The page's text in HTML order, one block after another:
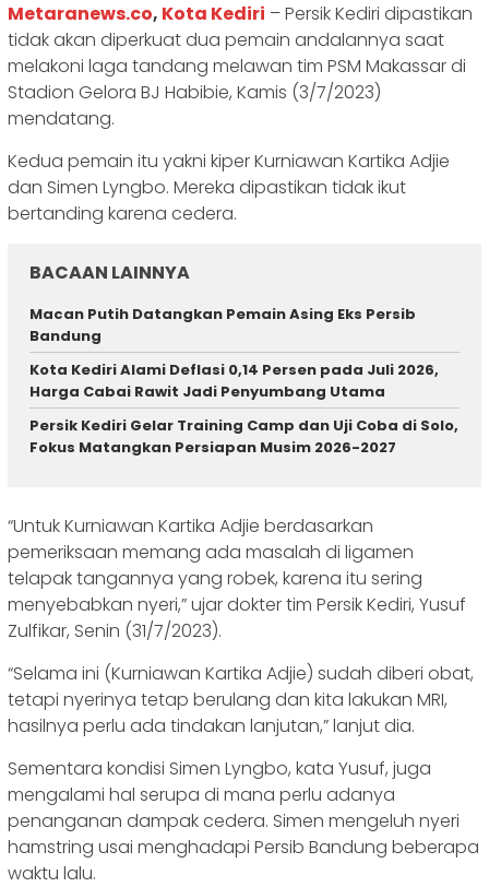
Metaranews.co, Kota Kediri – Persik Kediri dipastikan
tidak akan diperkuat dua pemain andalannya saat
melakoni laga tandang melawan tim PSM Makassar di
Stadion Gelora BJ Habibie, Kamis (3/7/2023)
mendatang.
Kedua pemain itu yakni kiper Kurniawan Kartika Adjie
dan Simen Lyngbo. Mereka dipastikan tidak ikut
bertanding karena cedera.
BACAAN LAINNYA
Macan Putih Datangkan Pemain Asing Eks Persib
Bandung
Kota Kediri Alami Deflasi 0,14 Persen pada Juli 2026,
Harga Cabai Rawit Jadi Penyumbang Utama
Persik Kediri Gelar Training Camp dan Uji Coba di Solo,
Fokus Matangkan Persiapan Musim 2026-2027
“Untuk Kurniawan Kartika Adjie berdasarkan
pemeriksaan memang ada masalah di ligamen
telapak tangannya yang robek, karena itu sering
menyebabkan nyeri,” ujar dokter tim Persik Kediri, Yusuf
Zulfikar, Senin (31/7/2023).
“Selama ini (Kurniawan Kartika Adjie) sudah diberi obat,
tetapi nyerinya tetap berulang dan kita lakukan MRI,
hasilnya perlu ada tindakan lanjutan,” lanjut dia.
Sementara kondisi Simen Lyngbo, kata Yusuf, juga
mengalami hal serupa di mana perlu adanya
penanganan dampak cedera. Simen mengeluh nyeri
hamstring usai menghadapi Persib Bandung beberapa
waktu lalu.